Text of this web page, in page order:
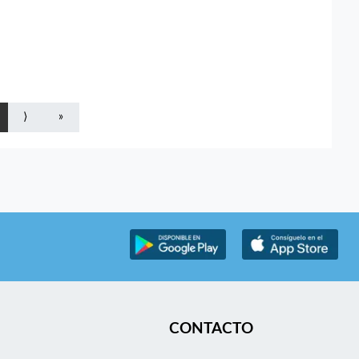
⟩ »
CONTACTO